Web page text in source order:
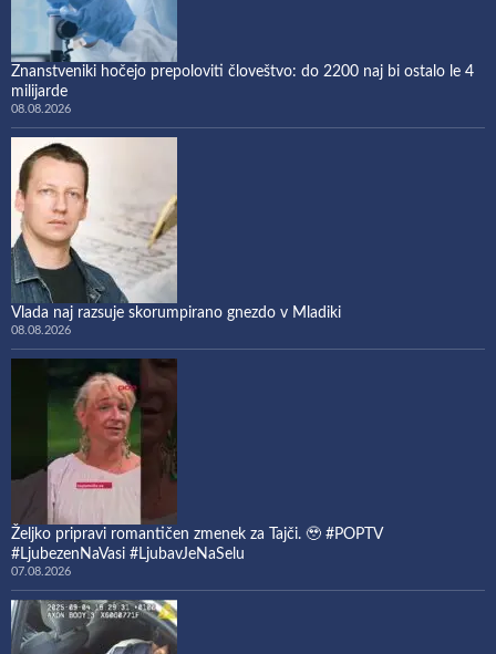
Znanstveniki hočejo prepoloviti človeštvo: do 2200 naj bi ostalo le 4
milijarde
08.08.2026
Vlada naj razsuje skorumpirano gnezdo v Mladiki
08.08.2026
Željko pripravi romantičen zmenek za Tajči. 🥹 #POPTV
#LjubezenNaVasi #LjubavJeNaSelu
07.08.2026